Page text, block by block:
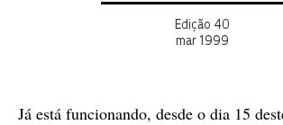
Edição 40
mar 1999
Já está funcionando, desde o dia 15